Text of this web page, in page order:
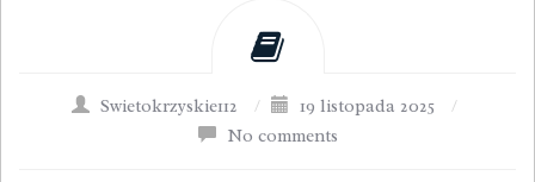
Swietokrzyskie112 / 19 listopada 2025
/
No comments